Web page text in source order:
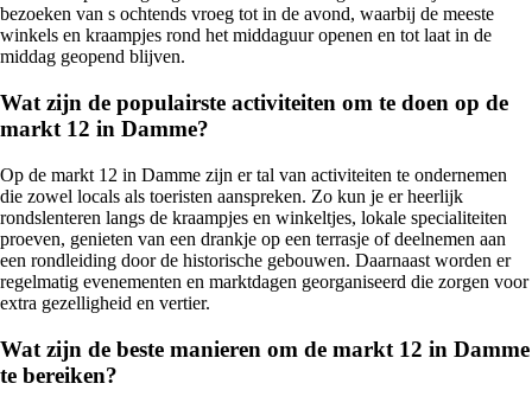
bezoeken van s ochtends vroeg tot in de avond, waarbij de meeste
winkels en kraampjes rond het middaguur openen en tot laat in de
middag geopend blijven.
Wat zijn de populairste activiteiten om te doen op de
markt 12 in Damme?
Op de markt 12 in Damme zijn er tal van activiteiten te ondernemen
die zowel locals als toeristen aanspreken. Zo kun je er heerlijk
rondslenteren langs de kraampjes en winkeltjes, lokale specialiteiten
proeven, genieten van een drankje op een terrasje of deelnemen aan
een rondleiding door de historische gebouwen. Daarnaast worden er
regelmatig evenementen en marktdagen georganiseerd die zorgen voor
extra gezelligheid en vertier.
Wat zijn de beste manieren om de markt 12 in Damme
te bereiken?